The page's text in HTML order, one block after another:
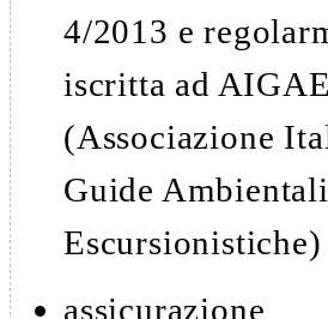
4/2013 e
iscritta ad AIGAE
(Associazione
Guide Ambientali
Escursionistiche)
assicurazione